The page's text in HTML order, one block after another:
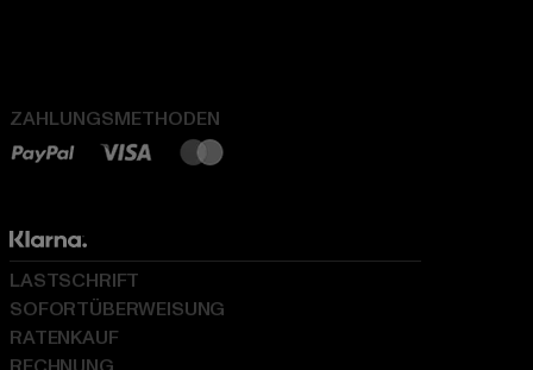
ZAHLUNGSMETHODEN
LASTSCHRIFT
SOFORTÜBERWEISUNG
RATENKAUF